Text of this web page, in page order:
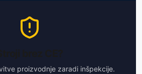
proizvodnje zaradi inšpekcije.